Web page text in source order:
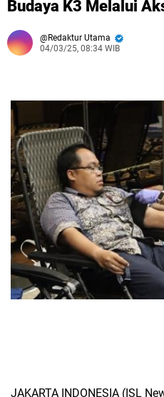
Budaya K3 Melalui
Redaktur Utama
04/03/25, 08:34 WIB
JAKARTA INDONESIA (ISL